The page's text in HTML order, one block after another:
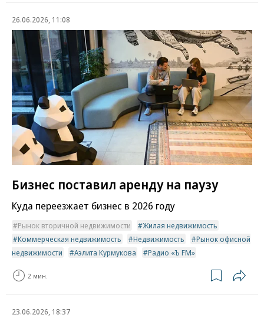
26.06.2026, 11:08
Бизнес поставил аренду на паузу
Куда переезжает бизнес в 2026 году
Рынок вторичной недвижимости
Жилая недвижимость
Коммерческая недвижимость
Недвижимость
Рынок офисной
недвижимости
Аэлита Курмукова Радио «Ъ FM»
2 мин.
23.06.2026, 18:37